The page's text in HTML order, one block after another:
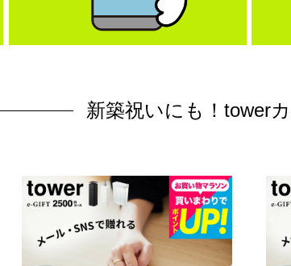
新築祝いにも！tower